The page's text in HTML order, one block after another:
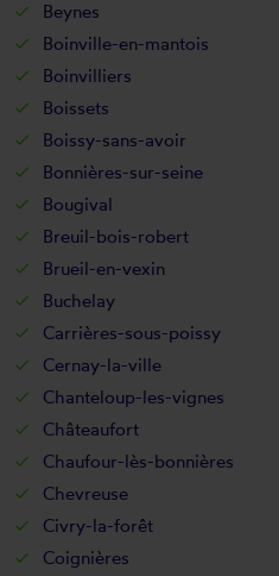
Beynes
Boinville-en-mantois
Boinvilliers
Boissets
Boissy-sans-avoir
Bonnières-sur-seine
Bougival
Breuil-bois-robert
Brueil-en-vexin
Buchelay
Carrières-sous-poissy
Cernay-la-ville
Chanteloup-les-vignes
Châteaufort
Chaufour-lès-bonnières
Chevreuse
Civry-la-forêt
Coignières